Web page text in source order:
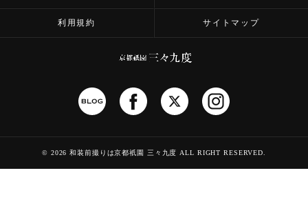
利用規約 サイトマップ
© 2026 和装前撮りは京都祇園 三々九度 ALL RIGHT RESERVED.